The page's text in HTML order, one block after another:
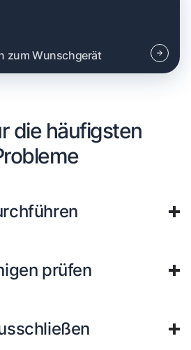
zum Wunschgerät
die häufigsten
prüfen